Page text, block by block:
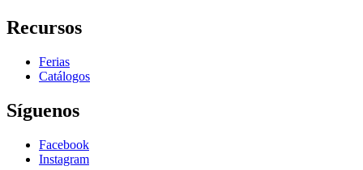
Recursos
Ferias
Catálogos
Síguenos
Facebook
Instagram